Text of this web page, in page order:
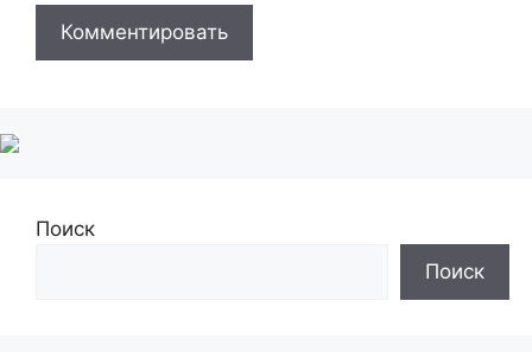
Поиск
Поиск